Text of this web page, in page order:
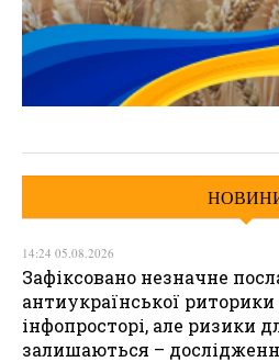
14:24 05.08.2026
Зафіксовано незначне
антиукраїнської
інфопросторі, але ризики
залишаються –